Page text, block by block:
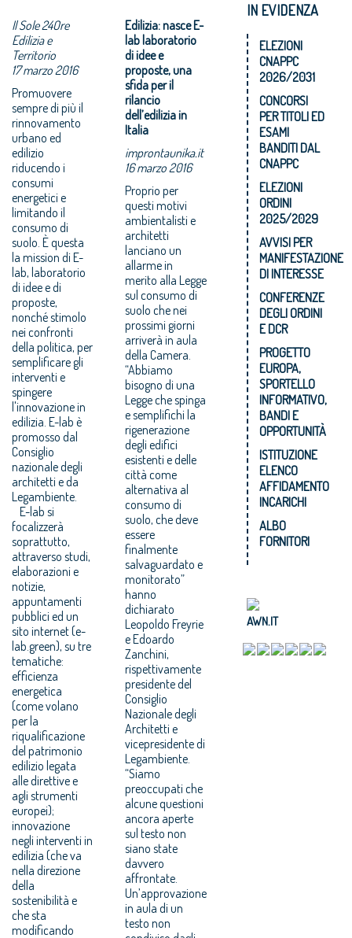
Il Sole 24Ore
Edilizia e
Territorio
17 marzo 2016
Promuovere
sempre di più il
rinnovamento
urbano ed
edilizio
riducendo i
consumi
energetici e
limitando il
consumo di
suolo. È questa
la mission di E-
lab, laboratorio
di idee e di
proposte,
nonché stimolo
nei confronti
della politica, per
semplificare gli
interventi e
spingere
l'innovazione in
edilizia. E-lab è
promosso dal
Consiglio
nazionale degli
architetti e da
Legambiente.
E-lab si
focalizzerà
soprattutto,
attraverso studi,
elaborazioni e
notizie,
appuntamenti
pubblici ed un
sito internet (e-
lab.green), su tre
tematiche:
efficienza
energetica
(come volano
per la
riqualificazione
del patrimonio
edilizio legata
alle direttive e
agli strumenti
europei);
innovazione
negli interventi in
edilizia (che va
nella direzione
della
sostenibilità e
che sta
modificando
Edilizia: nasce E-
lab laboratorio
di idee e
proposte, una
sfida per il
rilancio
dell’edilizia in
Italia
improntaunika.it
16 marzo 2016
Proprio per
questi motivi
ambientalisti e
architetti
lanciano un
allarme‎ in
merito alla Legge
sul consumo di
suolo che nei
prossimi giorni
arriverà in aula
della Camera.
“Abbiamo
bisogno di una
Legge che spinga
e semplifichi la
rigenerazione
degli edifici
esistenti e delle
città come
alternativa al
consumo di
suolo, che deve
essere
finalmente
salvaguardato e
monitorato”
hanno
dichiarato
Leopoldo Freyrie
e Edoardo
Zanchini,
rispettivamente
presidente del
Consiglio
Nazionale degli
Architetti e
vicepresidente di
Legambiente.
“Siamo
preoccupati che
alcune questioni
ancora aperte
sul testo non
siano state
davvero
affrontate.
Un’approvazione
in aula di un
testo non
IN EVIDENZA
ELEZIONI
CNAPPC
2026/2031
CONCORSI
PER TITOLI ED
ESAMI
BANDITI DAL
CNAPPC
ELEZIONI
ORDINI
2025/2029
AVVISI PER
MANIFESTAZIONE
DI INTERESSE
CONFERENZE
DEGLI ORDINI
E DCR
PROGETTO
EUROPA,
SPORTELLO
INFORMATIVO,
BANDI E
OPPORTUNITÀ
ISTITUZIONE
ELENCO
AFFIDAMENTO
INCARICHI
ALBO
FORNITORI
AWN.IT